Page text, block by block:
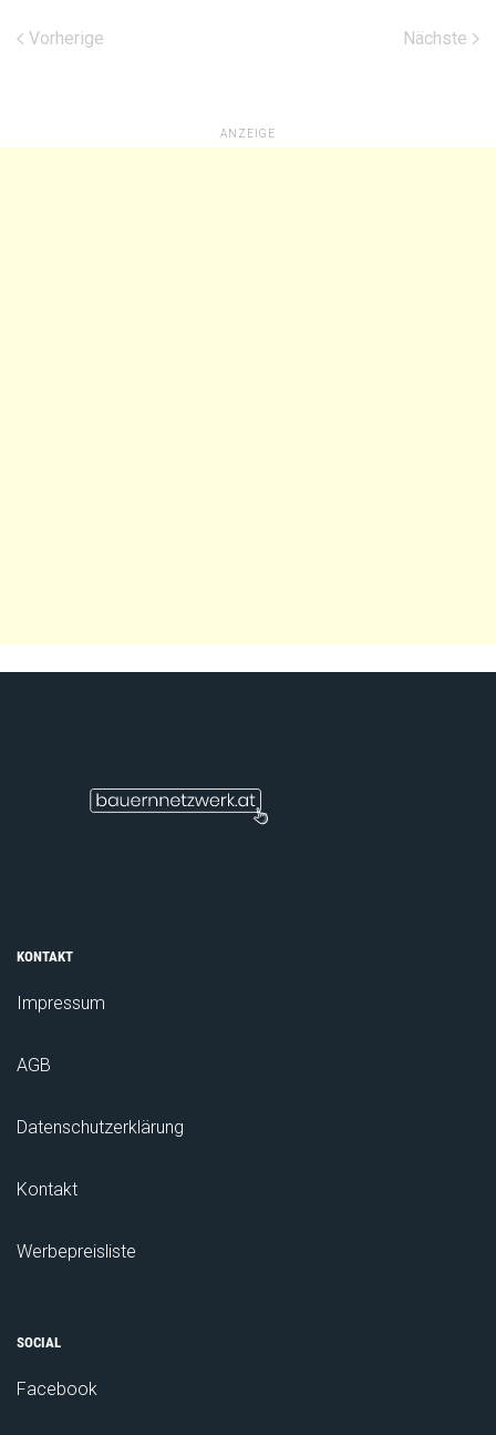
Vorherige Nächste
ANZEIGE
KONTAKT
Impressum
AGB
Datenschutzerklärung
Kontakt
Werbepreisliste
SOCIAL
Facebook